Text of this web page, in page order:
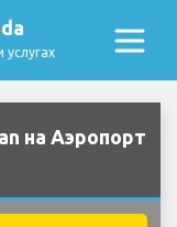
на Аэропорт